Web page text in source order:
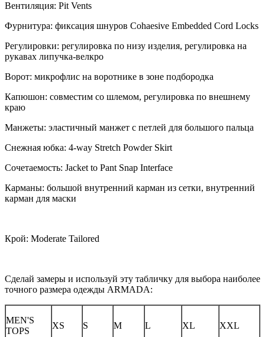
Вентиляция: Pit Vents
Фурнитура: фиксация шнуров Cohaesive Embedded Cord Locks
Регулировки: регулировка по низу изделия, регулировка на
рукавах липучка-велкро
Ворот: микрофлис на воротнике в зоне подбородка
Капюшон: совместим со шлемом, регулировка по внешнему
краю
Манжеты: эластичный манжет с петлей для большого пальца
Снежная юбка: 4-way Stretch Powder Skirt
Сочетаемость: Jacket to Pant Snap Interface
Карманы: большой внутренний карман из сетки, внутренний
карман для маски
Крой: Moderate Tailored
Сделай замеры и используй эту табличку для выбора наиболее
точного размера одежды ARMADA:
MEN'S
TOPS
XS S M L XL XXL